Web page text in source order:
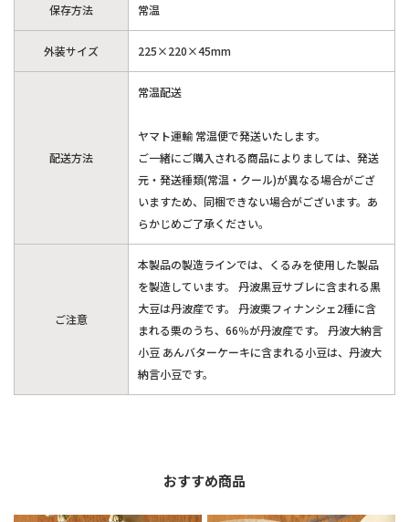
保存方法 常温
外装サイズ 225×220×45mm
配送方法
常温配送
ヤマト運輸 常温便で発送いたします。
ご一緒にご購入される商品によりましては、発送
元・発送種類(常温・クール)が異なる場合がござ
いますため、同梱できない場合がございます。あ
らかじめご了承ください。
ご注意
本製品の製造ラインでは、くるみを使用した製品
を製造しています。 丹波黒豆サブレに含まれる黒
大豆は丹波産です。 丹波栗フィナンシェ2種に含
まれる栗のうち、66％が丹波産です。 丹波大納言
小豆 あんバターケーキに含まれる小豆は、丹波大
納言小豆です。
おすすめ商品